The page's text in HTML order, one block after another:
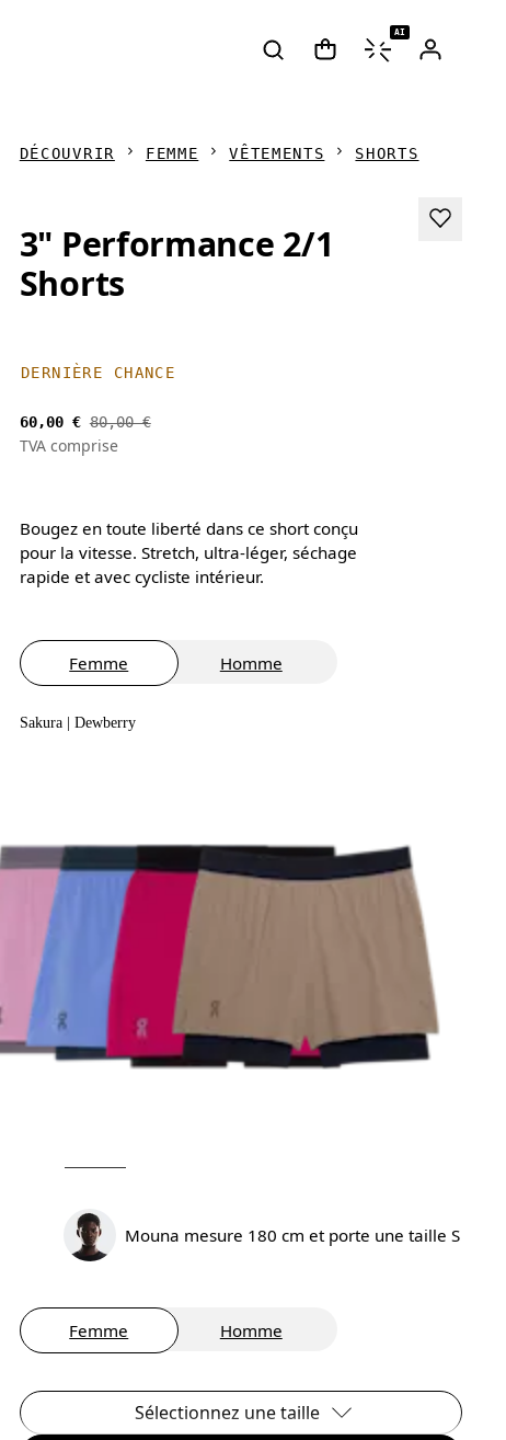
AI
DÉCOUVRIR FEMME VÊTEMENTS SHORTS
3" Performance 2/1
Shorts
DERNIÈRE CHANCE
60,00 € 80,00 €
TVA comprise
Bougez en toute liberté dans ce short conçu
pour la vitesse. Stretch, ultra-léger, séchage
rapide et avec cycliste intérieur.
Femme Homme
Sakura | Dewberry
Mouna mesure 180 cm et porte une taille S
Femme Homme
Sélectionnez une taille